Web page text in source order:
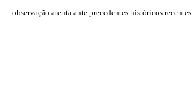
observação atenta ante precedentes históricos recentes.